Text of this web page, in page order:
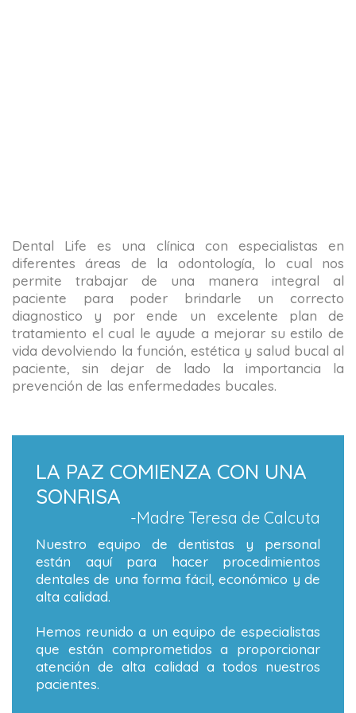
Dental Life es una clínica con especialistas en
diferentes áreas de la odontología, lo cual nos
permite trabajar de una manera integral al
paciente para poder brindarle un correcto
diagnostico y por ende un excelente plan de
tratamiento el cual le ayude a mejorar su estilo de
vida devolviendo la función, estética y salud bucal al
paciente, sin dejar de lado la importancia la
prevención de las enfermedades bucales.
LA PAZ COMIENZA CON UNA
SONRISA
-Madre Teresa de Calcuta
Nuestro equipo de dentistas y personal
están aquí para hacer procedimientos
dentales de una forma fácil, económico y de
alta calidad.
Hemos reunido a un equipo de especialistas
que están comprometidos a proporcionar
atención de alta calidad a todos nuestros
pacientes.